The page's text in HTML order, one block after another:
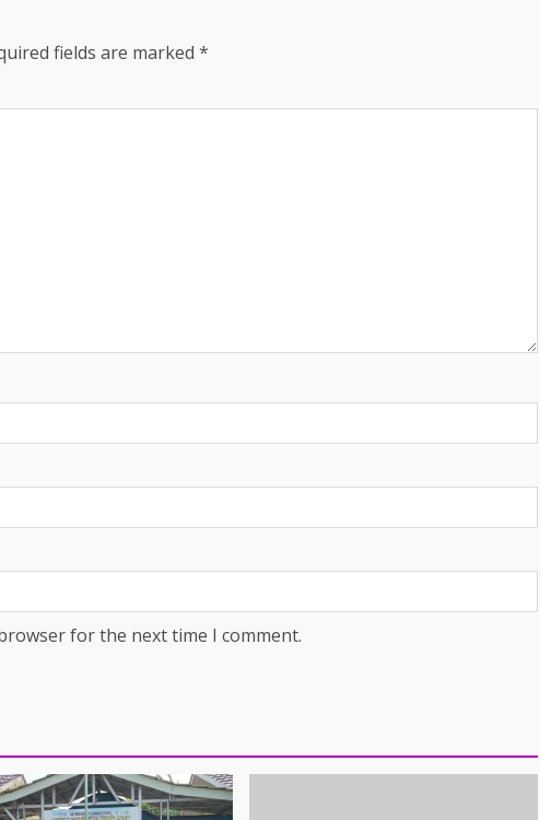
fields are marked *
for the next time I comment.